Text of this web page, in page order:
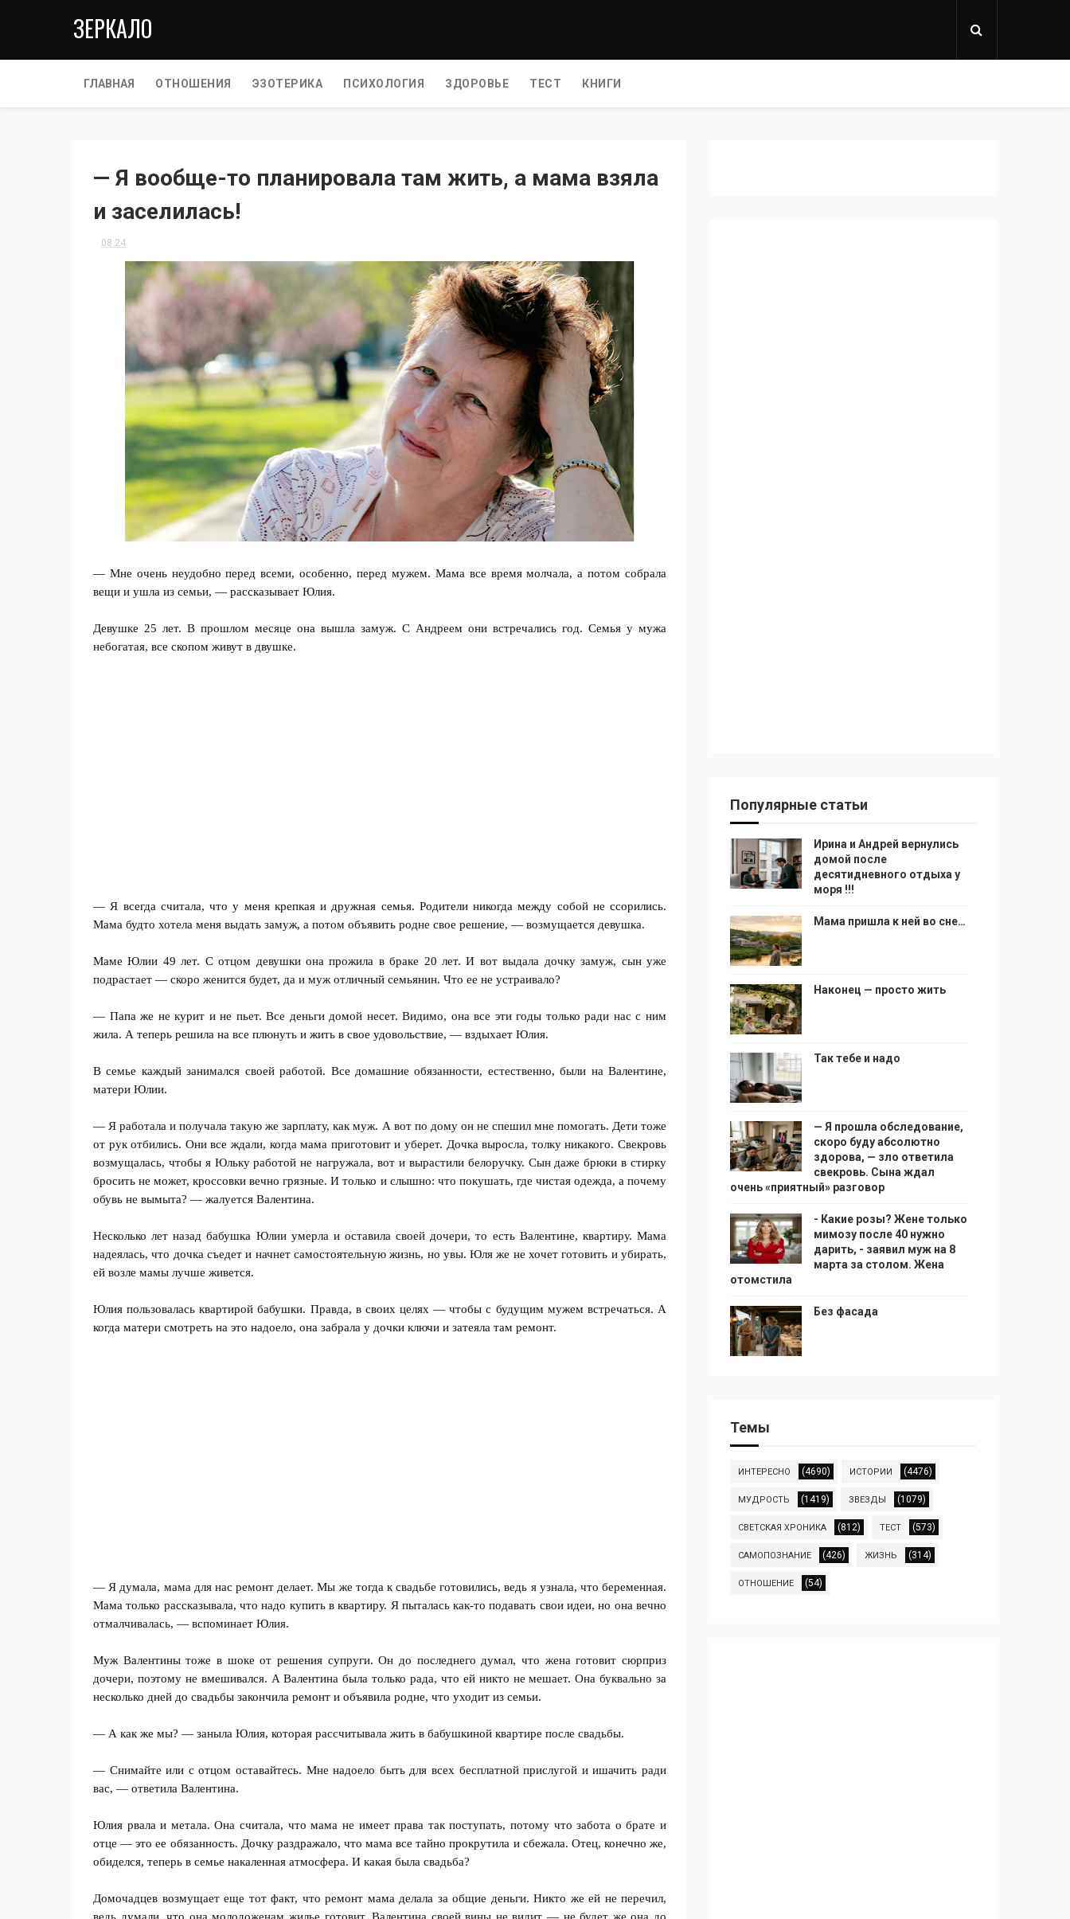
ЗЕРКАЛО
ГЛАВНАЯ ОТНОШЕНИЯ ЭЗОТЕРИКА ПСИХОЛОГИЯ ЗДОРОВЬЕ ТЕСТ КНИГИ
— Я вообще-то планировала там жить, а мама взяла
и заселилась!
08:24
— Мне очень неудобно перед всеми, особенно, перед мужем. Мама все время молчала, а потом собрала
вещи и ушла из семьи, — рассказывает Юлия.
Девушке 25 лет. В прошлом месяце она вышла замуж. С Андреем они встречались год. Семья у мужа
небогатая, все скопом живут в двушке.
— Я всегда считала, что у меня крепкая и дружная семья. Родители никогда между собой не ссорились.
Мама будто хотела меня выдать замуж, а потом объявить родне свое решение, — возмущается девушка.
Маме Юлии 49 лет. С отцом девушки она прожила в браке 20 лет. И вот выдала дочку замуж, сын уже
подрастает — скоро женится будет, да и муж отличный семьянин. Что ее не устраивало?
— Папа же не курит и не пьет. Все деньги домой несет. Видимо, она все эти годы только ради нас с ним
жила. А теперь решила на все плюнуть и жить в свое удовольствие, — вздыхает Юлия.
В семье каждый занимался своей работой. Все домашние обязанности, естественно, были на Валентине,
матери Юлии.
— Я работала и получала такую же зарплату, как муж. А вот по дому он не спешил мне помогать. Дети тоже
от рук отбились. Они все ждали, когда мама приготовит и уберет. Дочка выросла, толку никакого. Свекровь
возмущалась, чтобы я Юльку работой не нагружала, вот и вырастили белоручку. Сын даже брюки в стирку
бросить не может, кроссовки вечно грязные. И только и слышно: что покушать, где чистая одежда, а почему
обувь не вымыта? — жалуется Валентина.
Несколько лет назад бабушка Юлии умерла и оставила своей дочери, то есть Валентине, квартиру. Мама
надеялась, что дочка съедет и начнет самостоятельную жизнь, но увы. Юля же не хочет готовить и убирать,
ей возле мамы лучше живется.
Юлия пользовалась квартирой бабушки. Правда, в своих целях — чтобы с будущим мужем встречаться. А
когда матери смотреть на это надоело, она забрала у дочки ключи и затеяла там ремонт.
— Я думала, мама для нас ремонт делает. Мы же тогда к свадьбе готовились, ведь я узнала, что беременная.
Мама только рассказывала, что надо купить в квартиру. Я пыталась как-то подавать свои идеи, но она вечно
отмалчивалась, — вспоминает Юлия.
Муж Валентины тоже в шоке от решения супруги. Он до последнего думал, что жена готовит сюрприз
дочери, поэтому не вмешивался. А Валентина была только рада, что ей никто не мешает. Она буквально за
несколько дней до свадьбы закончила ремонт и объявила родне, что уходит из семьи.
— А как же мы? — заныла Юлия, которая рассчитывала жить в бабушкиной квартире после свадьбы.
— Снимайте или с отцом оставайтесь. Мне надоело быть для всех бесплатной прислугой и ишачить ради
вас, — ответила Валентина.
Юлия рвала и метала. Она считала, что мама не имеет права так поступать, потому что забота о брате и
отце — это ее обязанность. Дочку раздражало, что мама все тайно прокрутила и сбежала. Отец, конечно же,
обиделся, теперь в семье накаленная атмосфера. И какая была свадьба?
Домочадцев возмущает еще тот факт, что ремонт мама делала за общие деньги. Никто же ей не перечил,
Популярные статьи
Ирина и Андрей вернулись
домой после
десятидневного отдыха у
моря !!!
Мама пришла к ней во сне…
Наконец — просто жить
Так тебе и надо
— Я прошла обследование,
скоро буду абсолютно
здорова, — зло ответила
свекровь. Сына ждал
очень «приятный» разговор
- Какие розы? Жене только
мимозу после 40 нужно
дарить, - заявил муж на 8
марта за столом. Жена
отомстила
Без фасада
Темы
ИНТЕРЕСНО (4690) ИСТОРИИ (4476)
МУДРОСТЬ (1419) ЗВЕЗДЫ (1079)
СВЕТСКАЯ ХРОНИКА (812) ТЕСТ (573)
САМОПОЗНАНИЕ (426) ЖИЗНЬ (314)
ОТНОШЕНИЕ (54)